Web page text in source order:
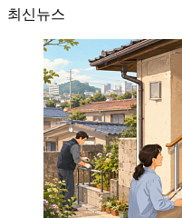
최신뉴스